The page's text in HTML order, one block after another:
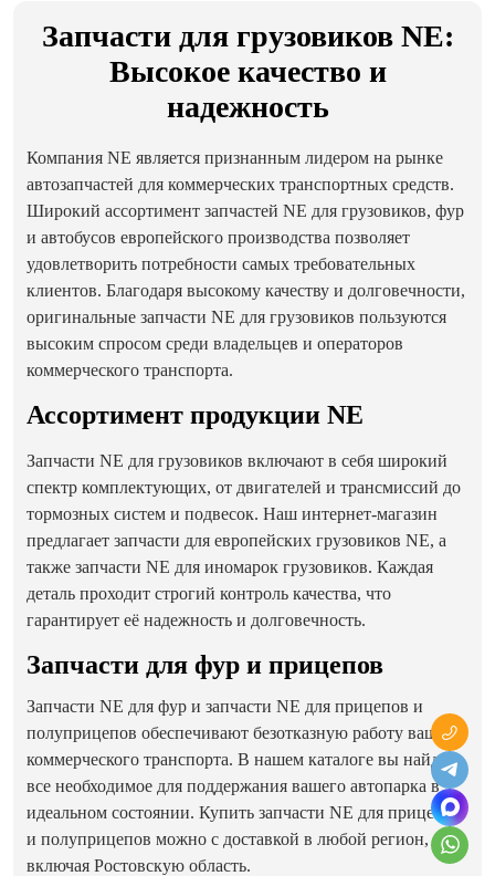
Запчасти для грузовиков NE:
Высокое качество и
надежность
Компания NE является признанным лидером на рынке
автозапчастей для коммерческих транспортных средств.
Широкий ассортимент запчастей NE для грузовиков, фур
и автобусов европейского производства позволяет
удовлетворить потребности самых требовательных
клиентов. Благодаря высокому качеству и долговечности,
оригинальные запчасти NE для грузовиков пользуются
высоким спросом среди владельцев и операторов
коммерческого транспорта.
Ассортимент продукции NE
Запчасти NE для грузовиков включают в себя широкий
спектр комплектующих, от двигателей и трансмиссий до
тормозных систем и подвесок. Наш интернет-магазин
предлагает запчасти для европейских грузовиков NE, а
также запчасти NE для иномарок грузовиков. Каждая
деталь проходит строгий контроль качества, что
гарантирует её надежность и долговечность.
Запчасти для фур и прицепов
Запчасти NE для фур и запчасти NE для прицепов и
полуприцепов обеспечивают безотказную работу вашего
коммерческого транспорта. В нашем каталоге вы найдете
все необходимое для поддержания вашего автопарка в
идеальном состоянии. Купить запчасти NE для прицепов
и полуприцепов можно с доставкой в любой регион,
включая Ростовскую область.